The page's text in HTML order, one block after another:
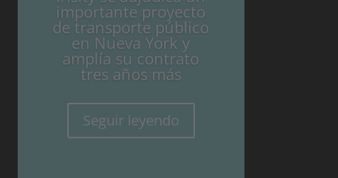
importante proyecto
de transporte público
en Nueva York y
amplía su contrato
tres años más
Seguir leyendo